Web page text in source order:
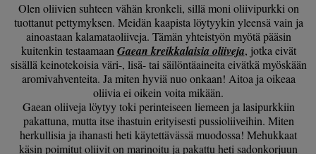
Olen oliivien suhteen vähän kronkeli, sillä moni oliivipurkki on
tuottanut pettymyksen. Meidän kaapista löytyykin yleensä vain ja
ainoastaan kalamataoliiveja. Tämän yhteistyön myötä pääsin
kuitenkin testaamaanGaean kreikkalaisia oliiveja, jotka eivät
sisällä keinotekoisia väri-, lisä- tai säilöntäaineita eivätkä myöskään
aromivahventeita. Ja miten hyviä nuo onkaan! Aitoa ja oikeaa
oliivia ei oikein voita mikään.
Gaean oliiveja löytyy toki perinteiseen liemeen ja lasipurkkiin
pakattuna, mutta itse ihastuin erityisesti pussioliiveihin. Miten
herkullisia ja ihanasti heti käytettävässä muodossa! Mehukkaat
käsin poimitut oliivit on marinoitu ja pakattu heti sadonkorjuun